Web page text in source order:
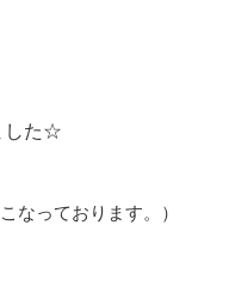
した☆
なっております。）